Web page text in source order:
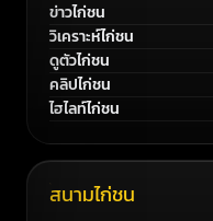
ข่าวไก่ชน
วิเคราะห์ไก่ชน
ดูตัวไก่ชน
คลิปไก่ชน
ไฮไลท์ไก่ชน
สนามไก่ชน